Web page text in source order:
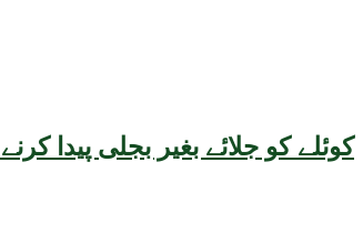
کوئلے کو جلائے بغیر بجلی پیدا